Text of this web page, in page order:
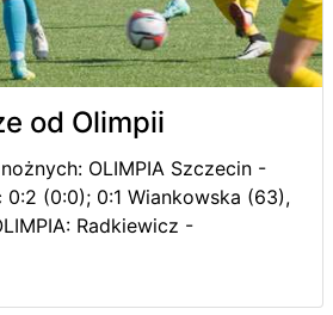
od Olimpii
OLIMPIA Szczecin -
0:2 (0:0); 0:1 Wiankowska (63),
Radkiewicz -